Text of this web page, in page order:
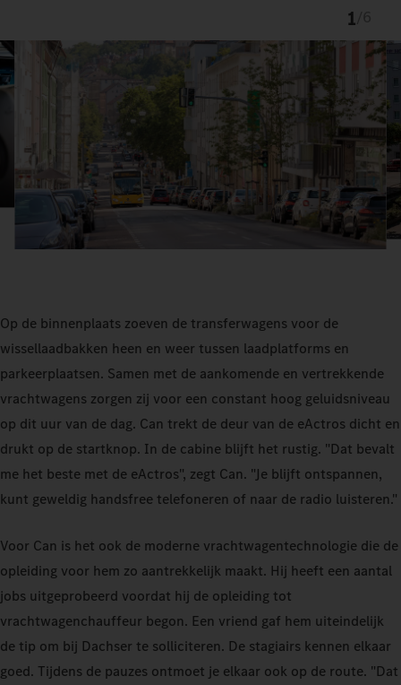
1
Op de binnenplaats zoeven de transferwagens voor de
wissellaadbakken heen en weer tussen laadplatforms en
parkeerplaatsen. Samen met de aankomende en vertrekkende
vrachtwagens zorgen zij voor een constant hoog geluidsniveau
op dit uur van de dag. Can trekt de deur van de eActros dicht en
drukt op de startknop. In de cabine blijft het rustig. "Dat bevalt
me het beste met de eActros", zegt Can. "Je blijft ontspannen,
kunt geweldig handsfree telefoneren of naar de radio luisteren."
Voor Can is het ook de moderne vrachtwagentechnologie die de
opleiding voor hem zo aantrekkelijk maakt. Hij heeft een aantal
jobs uitgeprobeerd voordat hij de opleiding tot
vrachtwagenchauffeur begon. Een vriend gaf hem uiteindelijk
de tip om bij Dachser te solliciteren. De stagiairs kennen elkaar
goed. Tijdens de pauzes ontmoet je elkaar ook op de route. "Dat